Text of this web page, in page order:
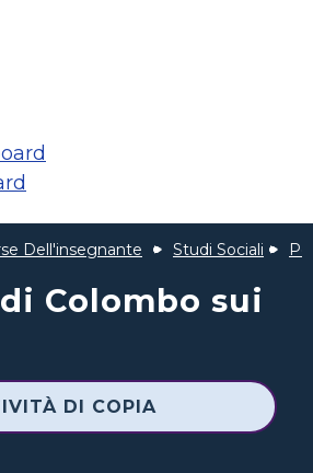
Dell'insegnante Studi Sociali
Colombo sui
DI COPIA